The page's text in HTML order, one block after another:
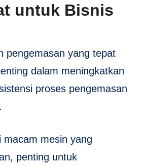
untuk Bisnis
pengemasan yang tepat
dalam meningkatkan
proses pengemasan
macam mesin yang
penting untuk